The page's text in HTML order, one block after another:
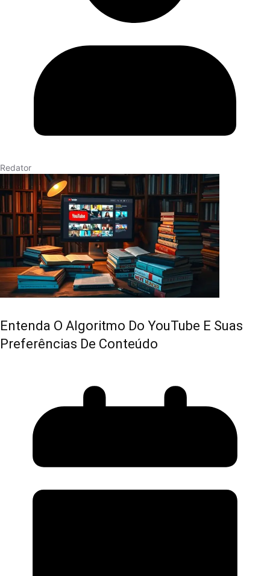
Redator
Entenda O Algoritmo Do YouTube E Suas
Preferências De Conteúdo